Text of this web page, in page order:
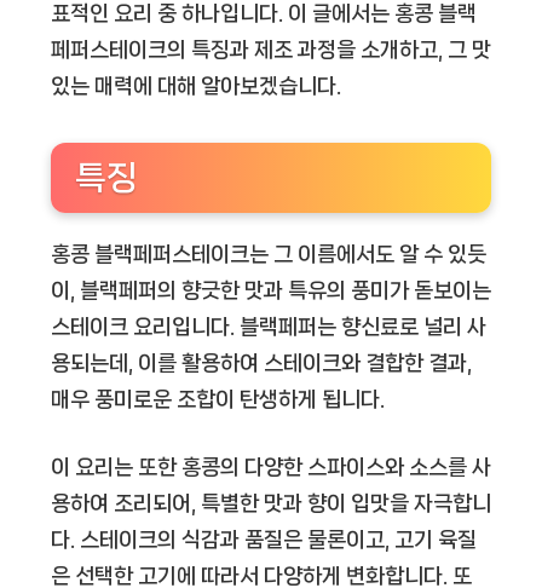
표적인 요리 중 하나입니다. 이 글에서는 홍콩 블랙
페퍼스테이크의 특징과 제조 과정을 소개하고, 그 맛
있는 매력에 대해 알아보겠습니다.
특징
홍콩 블랙페퍼스테이크는 그 이름에서도 알 수 있듯
이, 블랙페퍼의 향긋한 맛과 특유의 풍미가 돋보이는
스테이크 요리입니다. 블랙페퍼는 향신료로 널리 사
용되는데, 이를 활용하여 스테이크와 결합한 결과,
매우 풍미로운 조합이 탄생하게 됩니다.
이 요리는 또한 홍콩의 다양한 스파이스와 소스를 사
용하여 조리되어, 특별한 맛과 향이 입맛을 자극합니
다. 스테이크의 식감과 품질은 물론이고, 고기 육질
은 선택한 고기에 따라서 다양하게 변화합니다. 또